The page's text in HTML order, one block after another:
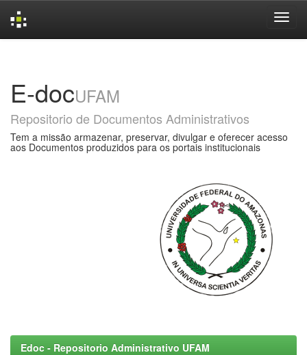
E-docUFAM
Repositorio de Documentos Administrativos
Tem a missão armazenar, preservar, divulgar e oferecer acesso
aos Documentos produzidos para os portais institucionais
Edoc - Repositorio Administrativo UFAM